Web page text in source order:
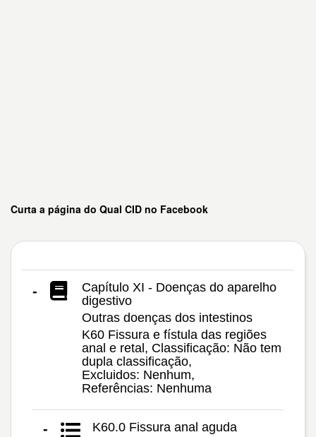
Curta a página do Qual CID no Facebook
-
Capítulo XI - Doenças do aparelho
digestivo
Outras doenças dos intestinos
K60 Fissura e fístula das regiões
anal e retal, Classificação: Não tem
dupla classificação,
Excluidos: Nenhum,
Referências: Nenhuma
- K60.0 Fissura anal aguda